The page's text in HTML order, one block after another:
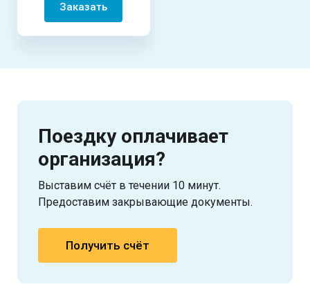
Заказать
Поездку оплачивает
организация?
Выставим счёт в течении 10 минут.
Предоставим закрывающие документы.
Получить счёт